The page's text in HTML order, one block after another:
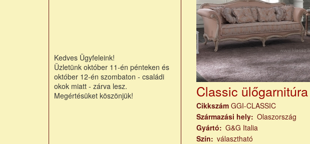
Kedves Ügyfeleink!
Üzletünk október 11-én pénteken és
október 12-én szombaton - családi
okok miatt - zárva lesz.
Megértésüket köszönjük!
Classic ülőgarnitúra
Cikkszám GGI-CLASSIC
Származási hely Olaszország
Gyártó
G&G Italia
Szín
választható